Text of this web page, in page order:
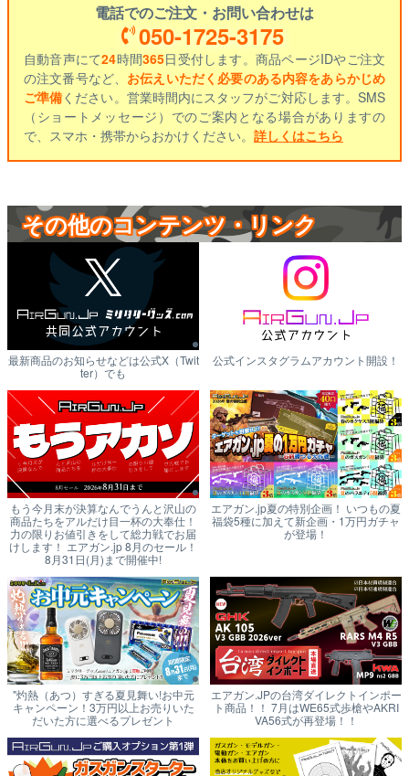
電話でのご注文・お問い合わせは
050-1725-3175
自動音声にて24時間365日受付します。商品ページIDやご注文
の注文番号など、 お伝えいただく必要のある内容をあらかじめ
ご準備ください。営業時間内にスタッフがご対応します。SMS
（ショートメッセージ）でのご案内となる場合がありますの
で、スマホ・携帯からおかけください。 詳しくはこちら
その他のコンテンツ・リンク
最新商品のお知らせなどは公式X（Twit
ter）でも
公式インスタグラムアカウント開設！
もう今月末が決算なんでうんと沢山の
商品たちをアルだけ目一杯の大奉仕！
力の限りお値引きをして総力戦でお届
けします！ エアガン.jp 8月のセール！
8月31日(月)まで開催中!
エアガン.jp夏の特別企画！ いつもの夏
福袋5種に加えて新企画・1万円ガチャ
が登場！
"灼熱（あつ）すぎる夏見舞い!お中元
キャンペーン！3万円以上お売りいた
だいた方に選べるプレゼント
エアガン.JPの台湾ダイレクトインポー
ト商品！！ 7月はWE65式歩槍やAKRI
VA56式が再登場！！